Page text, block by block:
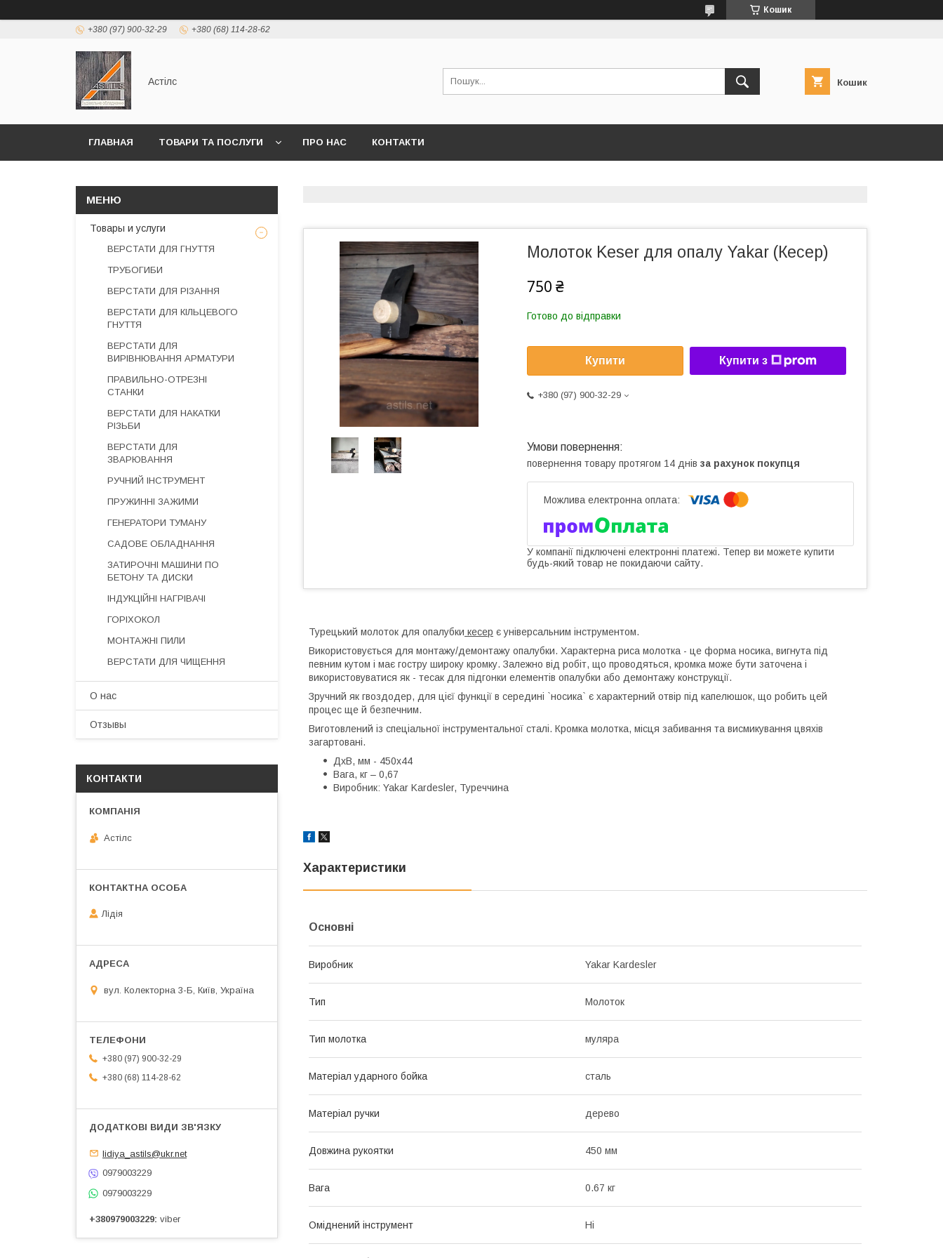
Кошик
+380 (97) 900-32-29 +380 (68) 114-28-62
Астілс Кошик
ГЛАВНАЯ ТОВАРИ ТА ПОСЛУГИ ПРО НАС КОНТАКТИ
Молоток Keser для опалу Yakar (Кесер)
750 ₴
Готово до відправки
Купити Купити з
+380 (97) 900-32-29
повернення товару протягом 14 днів за рахунок покупця
У компанії підключені електронні платежі. Тепер ви можете купити
будь-який товар не покидаючи сайту.
Турецький молоток для опалубки кесер є універсальним інструментом.
Використовується для монтажу/демонтажу опалубки. Характерна риса молотка - це форма носика, вигнута під
певним кутом і має гостру широку кромку. Залежно від робіт, що проводяться, кромка може бути заточена і
використовуватися як - тесак для підгонки елементів опалубки або демонтажу конструкції.
Зручний як гвоздодер, для цієї функції в середині `носика` є характерний отвір під капелюшок, що робить цей
процес ще й безпечним.
Виготовлений із спеціальної інструментальної сталі. Кромка молотка, місця забивання та висмикування цвяхів
загартовані.
ДхВ, мм - 450х44
Вага, кг – 0,67
Виробник: Yakar Kardesler, Туреччина
Характеристики
Основні
Виробник Yakar Kardesler
Тип Молоток
Тип молотка муляра
Матеріал ударного бойка сталь
Матеріал ручки дерево
Довжина рукоятки 450 мм
Вага 0.67 кг
Оміднений інструмент Ні
Товары и услуги
ВЕРСТАТИ ДЛЯ ГНУТТЯ
ТРУБОГИБИ
ВЕРСТАТИ ДЛЯ РІЗАННЯ
ВЕРСТАТИ ДЛЯ КІЛЬЦЕВОГО
ГНУТТЯ
ВЕРСТАТИ ДЛЯ
ВИРІВНЮВАННЯ АРМАТУРИ
ПРАВИЛЬНО-ОТРЕЗНІ
СТАНКИ
ВЕРСТАТИ ДЛЯ НАКАТКИ
РІЗЬБИ
ВЕРСТАТИ ДЛЯ
ЗВАРЮВАННЯ
РУЧНИЙ ІНСТРУМЕНТ
ПРУЖИННІ ЗАЖИМИ
ГЕНЕРАТОРИ ТУМАНУ
САДОВЕ ОБЛАДНАННЯ
ЗАТИРОЧНІ МАШИНИ ПО
БЕТОНУ ТА ДИСКИ
ІНДУКЦІЙНІ НАГРІВАЧІ
ГОРІХОКОЛ
МОНТАЖНІ ПИЛИ
ВЕРСТАТИ ДЛЯ ЧИЩЕННЯ
О нас
Отзывы
КОНТАКТИ
Астілс
Лідія
вул. Колекторна 3-Б, Київ, Україна
+380 (97) 900-32-29
+380 (68) 114-28-62
lidiya_astils@ukr.net
0979003229
0979003229
+380979003229 viber